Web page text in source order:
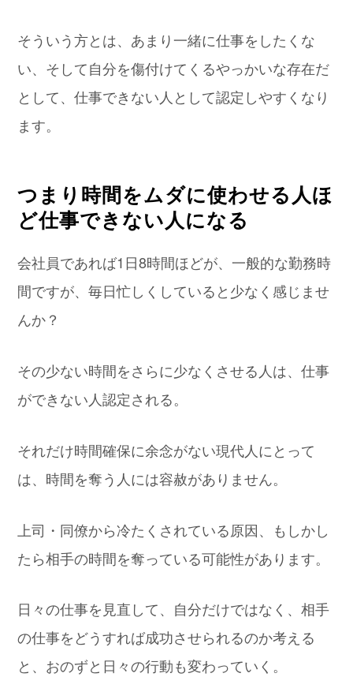
そういう方とは、あまり一緒に仕事をしたくな
い、そして自分を傷付けてくるやっかいな存在だ
として、仕事できない人として認定しやすくなり
ます。
つまり時間をムダに使わせる人ほ
ど仕事できない人になる
会社員であれば1日8時間ほどが、一般的な勤務時
間ですが、毎日忙しくしていると少なく感じませ
んか？
その少ない時間をさらに少なくさせる人は、仕事
ができない人認定される。
それだけ時間確保に余念がない現代人にとって
は、時間を奪う人には容赦がありません。
上司・同僚から冷たくされている原因、もしかし
たら相手の時間を奪っている可能性があります。
日々の仕事を見直して、自分だけではなく、相手
の仕事をどうすれば成功させられるのか考える
と、おのずと日々の行動も変わっていく。